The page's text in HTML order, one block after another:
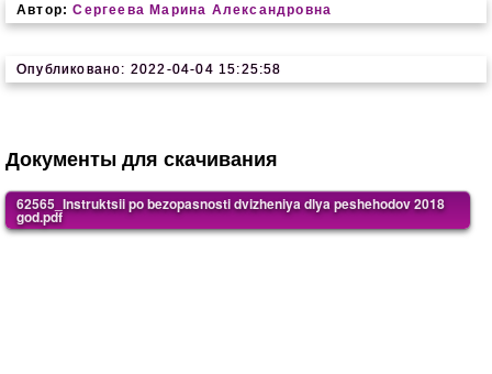
Автор: Сергеева Марина Александровна
Опубликовано: 2022-04-04 15:25:58
Документы для скачивания
62565_Instruktsii po bezopasnosti dvizheniya dlya peshehodov 2018
god.pdf